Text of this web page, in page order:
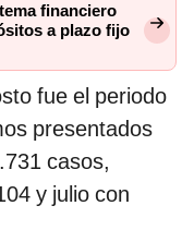
financiero
a plazo fijo
fue el periodo
presentados
casos,
y julio con